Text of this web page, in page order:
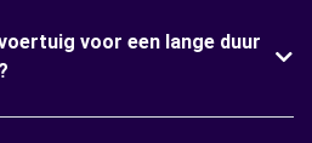
voor een lange duur